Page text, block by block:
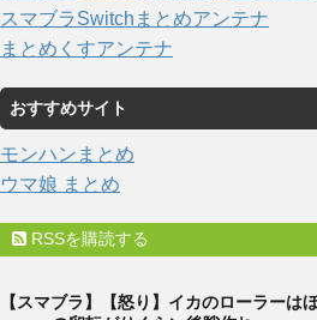
スマブラSwitchまとめアンテナ
まとめくすアンテナ
おすすめサイト
モンハンまとめ
ウマ娘 まとめ
RSSを購読する
【スマブラ】【怒り】イカのローラーは